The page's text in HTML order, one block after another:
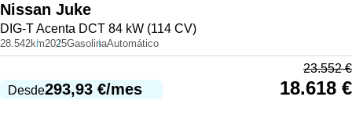
Nissan Juke
DIG-T Acenta DCT 84 kW (114 CV)
28.542km2025GasolinaAutomático
Desde293,93 €/mes
23.552€
18.618 €